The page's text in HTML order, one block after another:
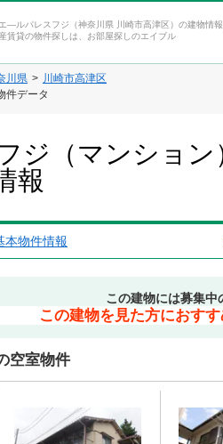
エ―ルパレスフジ（神奈川県 川崎市高津区）の建物情
産賃貸の物件探しは、お部屋探しのエイブル
川県
川崎市高津区
件データ
ジ（マンション
報
本物件情報
この建物には募集中
この建物を見た方におす
空室物件